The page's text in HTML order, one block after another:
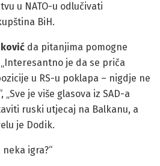
u NATO-u odlučivati
BiH.
da pitanjima pomogne
je da se priča
u RS-u poklapa – nigdje ne
„Sve je više glasova iz SAD-a
ruski utjecaj na Balkanu, a
je Dodik.
igra?“